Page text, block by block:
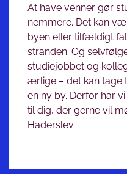
At have venner gør
nemmere. Det kan
byen eller tilfældigt
stranden. Og
studiejobbet og
ærlige – det kan tage
en ny by. Derfor har
til dig, der gerne vil
Haderslev.